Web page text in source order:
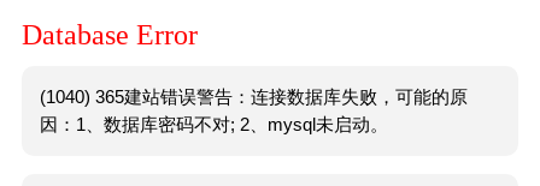
Database Error
(1040) 365建站错误警告：连接数据库失败，可能的原
因：1、数据库密码不对; 2、mysql未启动。